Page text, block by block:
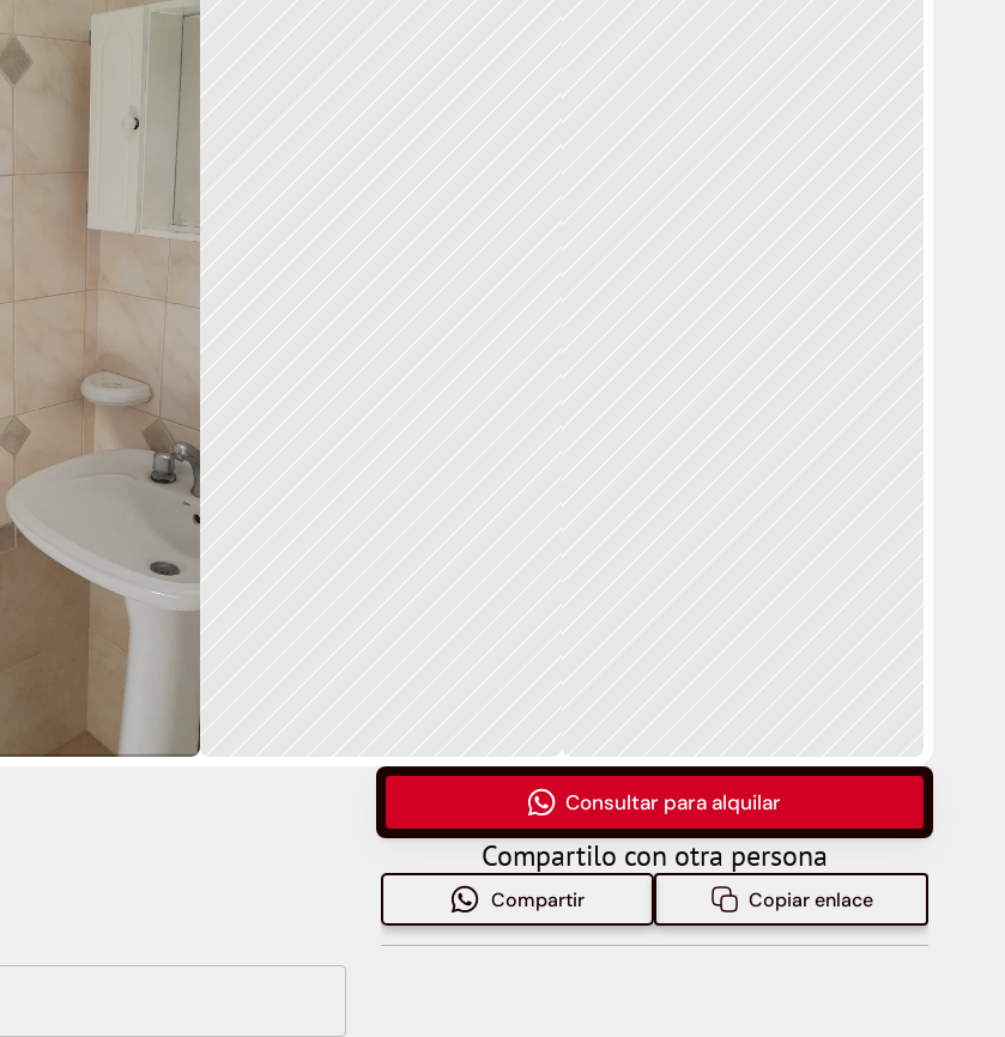
Consultar para alquilar
Compartilo con otra persona
Compartir Copiar enlace